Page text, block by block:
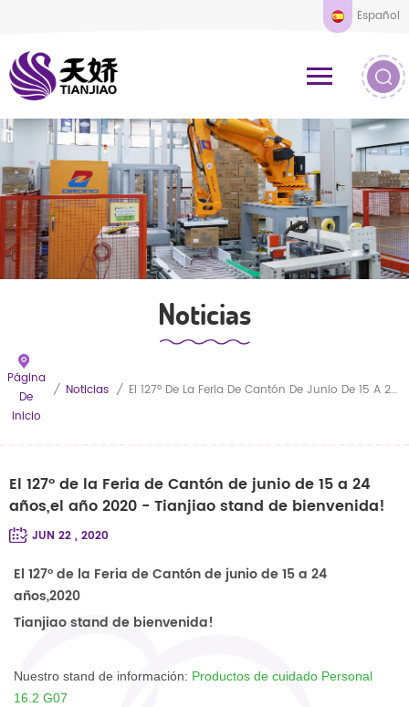
Español
Noticias
Página
De
Inicio
/ Noticias / El 127º De La Feria De Cantón De Junio De 15 A 24 Años,el Año 2020 - Tianjiao Stand De Bienvenida!
El 127º de la Feria de Cantón de junio de 15 a 24
años,el año 2020 - Tianjiao stand de bienvenida!
JUN 22 , 2020
El 127º de la Feria de Cantón de junio de 15 a 24
años,2020
Tianjiao stand de bienvenida!
Nuestro stand de información: Productos de cuidado Personal
16.2 G07